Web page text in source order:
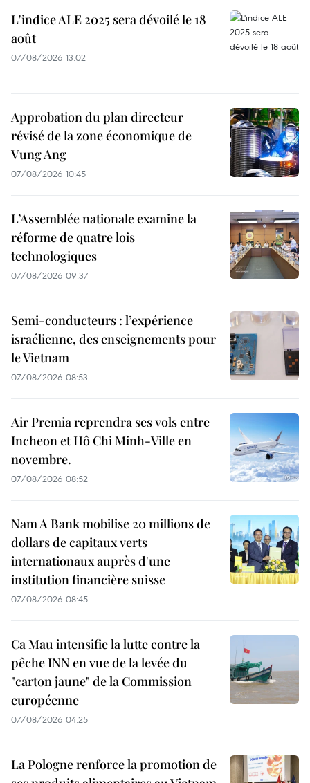
L'indice ALE 2025 sera dévoilé le 18
août
07/08/2026 13:02
Approbation du plan directeur
révisé de la zone économique de
Vung Ang
07/08/2026 10:45
L’Assemblée nationale examine la
réforme de quatre lois
technologiques
07/08/2026 09:37
Semi-conducteurs : l’expérience
israélienne, des enseignements pour
le Vietnam
07/08/2026 08:53
Air Premia reprendra ses vols entre
Incheon et Hô Chi Minh-Ville en
novembre.
07/08/2026 08:52
Nam A Bank mobilise 20 millions de
dollars de capitaux verts
internationaux auprès d'une
institution financière suisse
07/08/2026 08:45
Ca Mau intensifie la lutte contre la
pêche INN en vue de la levée du
"carton jaune" de la Commission
européenne
07/08/2026 04:25
La Pologne renforce la promotion de